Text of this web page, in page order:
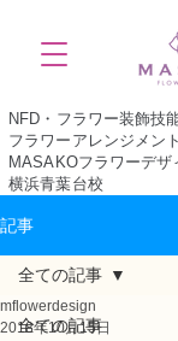
NFD・フラワー装飾技
フラワーアレンジメン
MASAKOフラワーデザ
横浜青葉台校
記事
全ての記事
全ての記事
mflowerdesign
2018年10月15日